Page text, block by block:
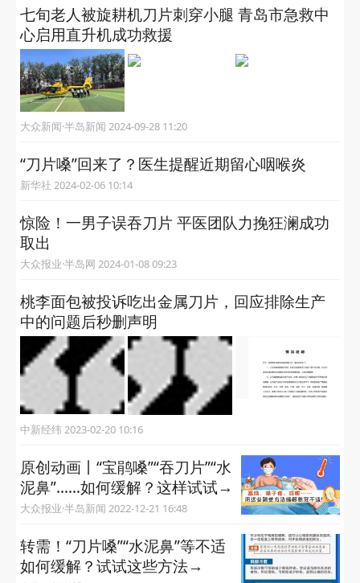
七旬老人被旋耕机刀片刺穿小腿 青岛市急救中
心启用直升机成功救援
大众新闻·半岛新闻 2024-09-28 11:20
“刀片嗓”回来了？医生提醒近期留心咽喉炎
新华社 2024-02-06 10:14
惊险！一男子误吞刀片 平医团队力挽狂澜成功
取出
大众报业·半岛网 2024-01-08 09:23
桃李面包被投诉吃出金属刀片，回应排除生产
中的问题后秒删声明
中新经纬 2023-02-20 10:16
原创动画丨“宝鹃嗓”“吞刀片”“水
泥鼻”……如何缓解？这样试试→
大众报业·半岛新闻 2022-12-21 16:48
转需！“刀片嗓”“水泥鼻”等不适
如何缓解？试试这些方法→